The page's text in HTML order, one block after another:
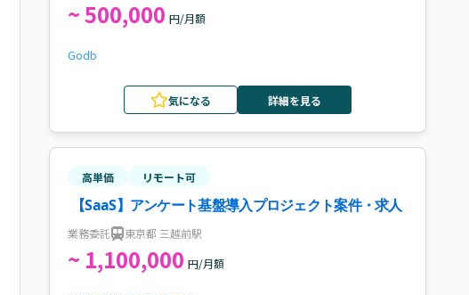
~ 500,000 円/月額
Godb
気になる 詳細を見る
高単価 リモート可
【SaaS】アンケート基盤導入プロジェクト案件・求人
業務委託 東京都 三越前駅
~ 1,100,000 円/月額